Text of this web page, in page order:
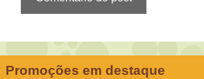
Promoções em destaque